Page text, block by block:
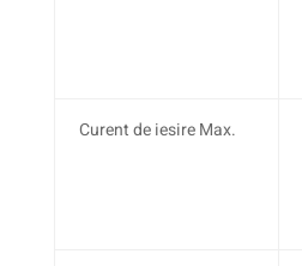
Curent de iesire Max.